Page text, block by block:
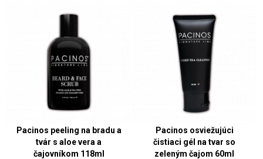
Pacinos peeling na bradu a
tvár s aloe vera a
čajovníkom 118ml
Pacinos osviežujúci
čistiaci gél na tvar so
zeleným čajom 60ml